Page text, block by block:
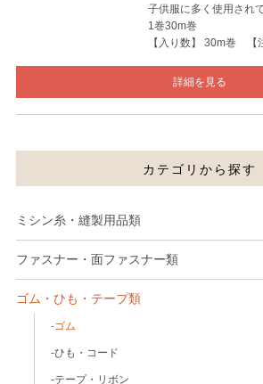
カテゴリから探す
ミシン糸・縫製用品類
ファスナー・面ファスナー類
ゴム・ひも・テープ類
ゴム
ひも・コード
テープ・リボン
子供服に多く使用され
1巻30m巻
【入り数】 30m巻 【
詳細を見る